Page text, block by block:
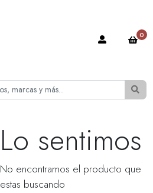
0
Lo sentimos
No encontramos el producto que
estas buscando